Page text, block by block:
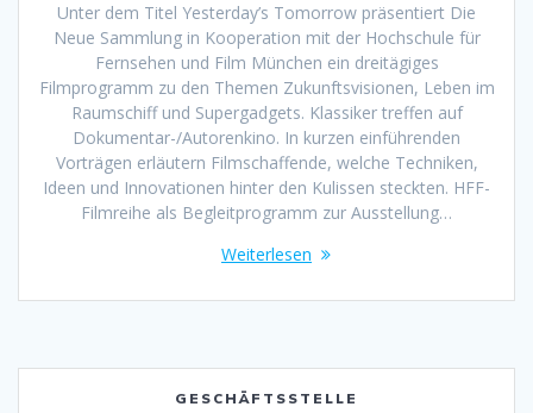
Unter dem Titel Yesterday’s Tomorrow präsentiert Die
Neue Sammlung in Kooperation mit der Hochschule für
Fernsehen und Film München ein dreitägiges
Filmprogramm zu den Themen Zukunftsvisionen, Leben im
Raumschiff und Supergadgets. Klassiker treffen auf
Dokumentar-/Autorenkino. In kurzen einführenden
Vorträgen erläutern Filmschaffende, welche Techniken,
Ideen und Innovationen hinter den Kulissen steckten. HFF-
Filmreihe als Begleitprogramm zur Ausstellung…
Weiterlesen
GESCHÄFTSSTELLE